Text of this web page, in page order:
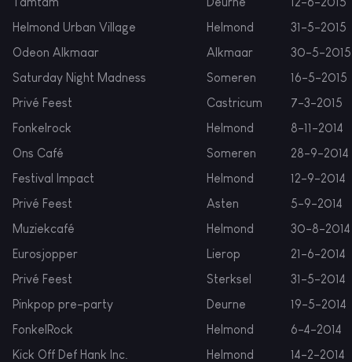
Helmond Urban Village
Helmond
31-5-2015
Odeon Alkmaar
Alkmaar
30-5-2015
Saturday Night Madness
Someren
16-5-2015
Privé Feest
Castricum
7-3-2015
Fonkelrock
Helmond
8-11-2014
Ons Café
Someren
28-9-2014
Festival Impact
Helmond
12-9-2014
Privé Feest
Asten
5-9-2014
Muziekcafé
Helmond
30-8-2014
Eurosjopper
Lierop
21-6-2014
Privé Feest
Sterksel
31-5-2014
Pinkpop pre-party
Deurne
19-5-2014
FonkelRock
Helmond
6-4-2014
Kick Off Def Hank Inc.
Helmond
14-2-2014